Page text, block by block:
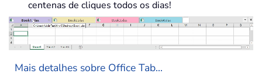
centenas de cliques todos os dias!
Mais detalhes sobre Office Tab...